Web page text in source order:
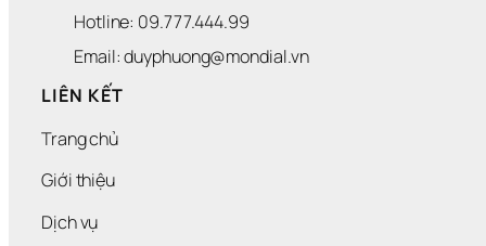
Hotline: 09.777.444.99
Email: duyphuong@mondial.vn
LIÊN KẾT
Trang chủ
Giới thiệu
Dịch vụ